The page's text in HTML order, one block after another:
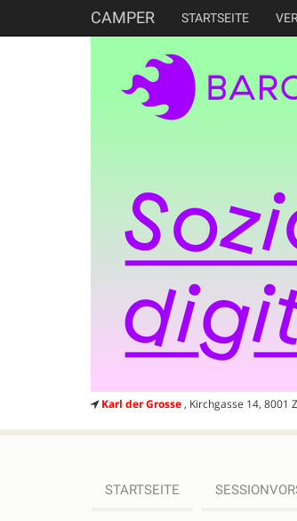
CAMPER STARTSEITE
Karl der Grosse, Kirchgasse 14, 8001
STARTSEITE